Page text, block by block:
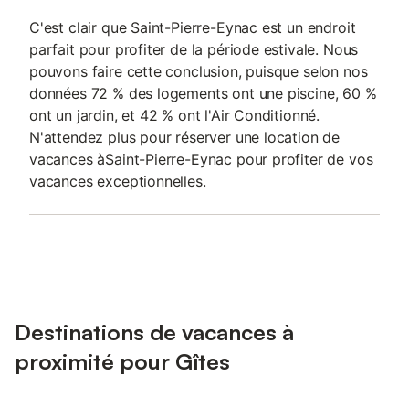
C'est clair que Saint-Pierre-Eynac est un endroit
parfait pour profiter de la période estivale. Nous
pouvons faire cette conclusion, puisque selon nos
données 72 % des logements ont une piscine, 60 %
ont un jardin, et 42 % ont l'Air Conditionné.
N'attendez plus pour réserver une location de
vacances àSaint-Pierre-Eynac pour profiter de vos
vacances exceptionnelles.
Destinations de vacances à
proximité pour Gîtes